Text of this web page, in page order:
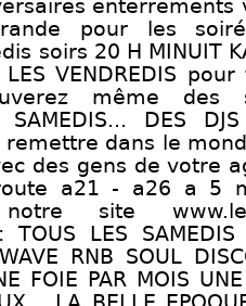
enterrements
pour les
soirs 20 H MINUIT
LES VENDREDIS
même des
SAMEDIS... DES
remettre dans le
des gens de votre
a21 - a26 a 5
site www.le-
: TOUS LES SAMEDIS
RNB SOUL
FOIE PAR MOIS